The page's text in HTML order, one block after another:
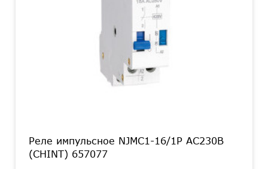
Реле импульсное NJMC1-16/1P AC230В
(CHINT) 657077